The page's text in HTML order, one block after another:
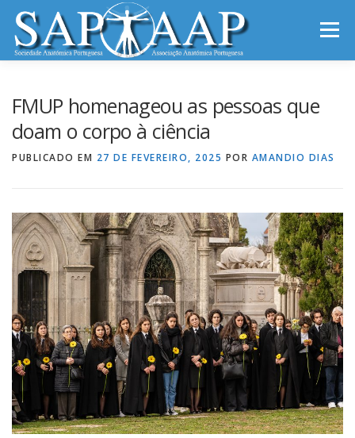
para
conteúdo
Menu
FMUP homenageou as pessoas que
doam o corpo à ciência
PUBLICADO EM 27 DE FEVEREIRO, 2025 POR AMANDIO DIAS